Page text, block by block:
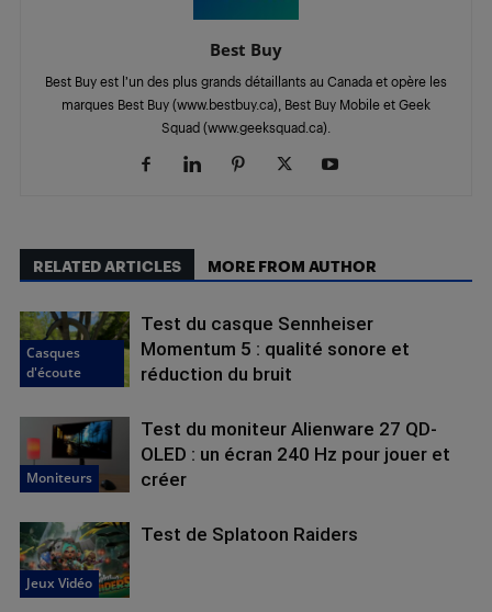
Best Buy
Best Buy est l’un des plus grands détaillants au Canada et opère les
marques Best Buy (www.bestbuy.ca), Best Buy Mobile et Geek
Squad (www.geeksquad.ca).
RELATED ARTICLES MORE FROM AUTHOR
Casques
d'écoute
Test du casque Sennheiser
Momentum 5 : qualité sonore et
réduction du bruit
Moniteurs
Test du moniteur Alienware 27 QD-
OLED : un écran 240 Hz pour jouer et
créer
Jeux Vidéo
Test de Splatoon Raiders